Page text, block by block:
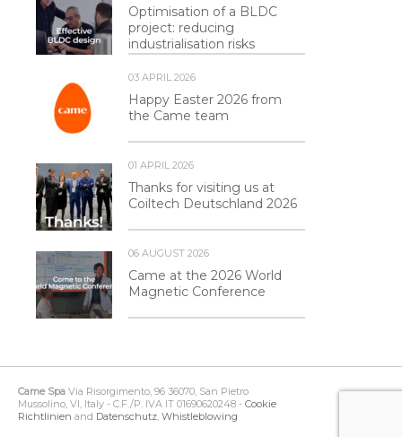
Optimisation of a BLDC
project: reducing
industrialisation risks
03 APRIL 2026
Happy Easter 2026 from
the Came team
01 APRIL 2026
Thanks for visiting us at
Coiltech Deutschland 2026
06 AUGUST 2026
Came at the 2026 World
Magnetic Conference
Came Spa Via Risorgimento, 96 36070, San Pietro
Mussolino, VI, Italy - C.F./P. IVA IT 01690620248 - Cookie
Richtlinien and Datenschutz, Whistleblowing